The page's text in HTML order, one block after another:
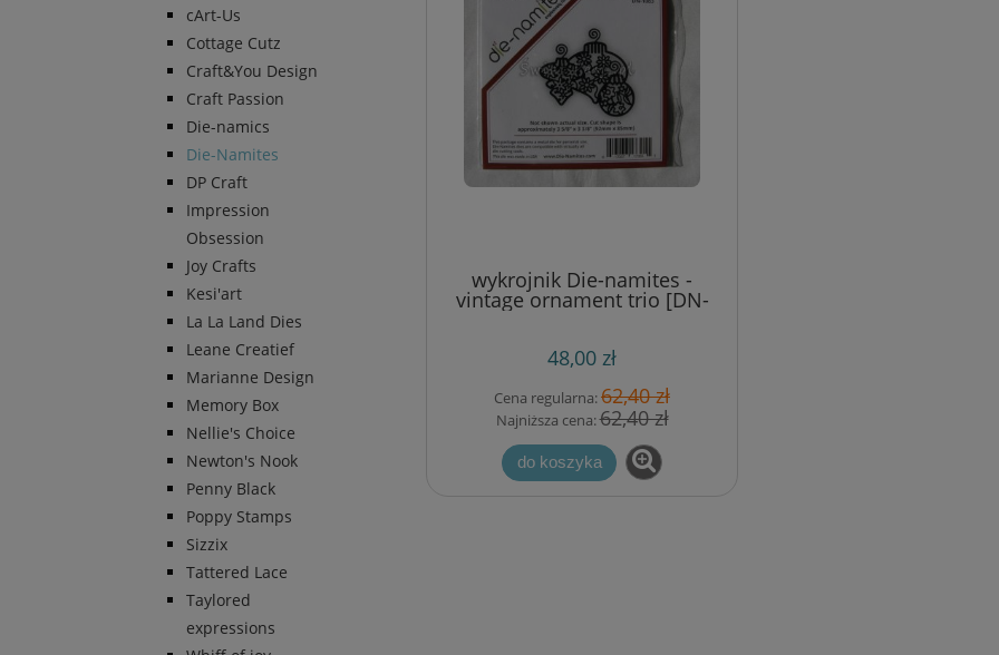
cArt-Us
Cottage Cutz
Craft&You Design
Craft Passion
Die-namics
Die-Namites
DP Craft
Impression
Obsession
Joy Crafts
Kesi'art
La La Land Dies
Leane Creatief
Marianne Design
Memory Box
Nellie's Choice
Newton's Nook
Penny Black
Poppy Stamps
Sizzix
Tattered Lace
Taylored
expressions
wykrojnik Die-namites -
vintage ornament trio [DN-
48,00 zł
Cena regularna:62,40 zł
Najniższa cena:62,40 zł
do koszyka